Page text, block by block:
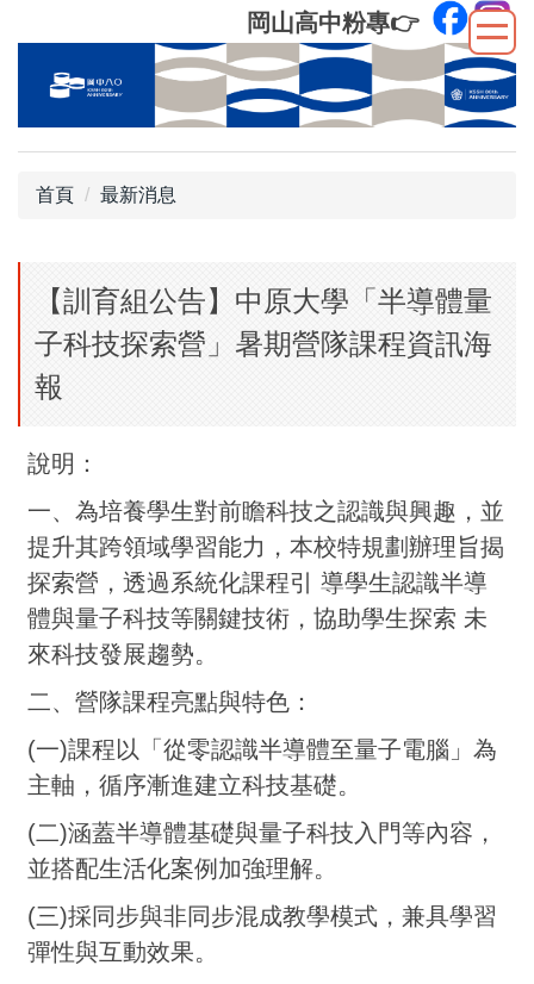
到
內
岡山高中粉專👉
首頁 最新消息
【訓育組公告】中原大學「半導體量
子科技探索營」暑期營隊課程資訊海
報
說明：
一、為培養學生對前瞻科技之認識與興趣，並
提升其跨領域學習能力，本校特規劃辦理旨揭
探索營，透過系統化課程引 導學生認識半導
體與量子科技等關鍵技術，協助學生探索 未
來科技發展趨勢。
二、營隊課程亮點與特色：
(一)課程以「從零認識半導體至量子電腦」為
主軸，循序漸進建立科技基礎。
(二)涵蓋半導體基礎與量子科技入門等內容，
並搭配生活化案例加強理解。
(三)採同步與非同步混成教學模式，兼具學習
彈性與互動效果。